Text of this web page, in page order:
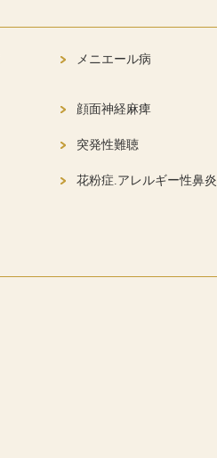
メニエール病
顔面神経麻痺
突発性難聴
花粉症.アレルギー性鼻炎